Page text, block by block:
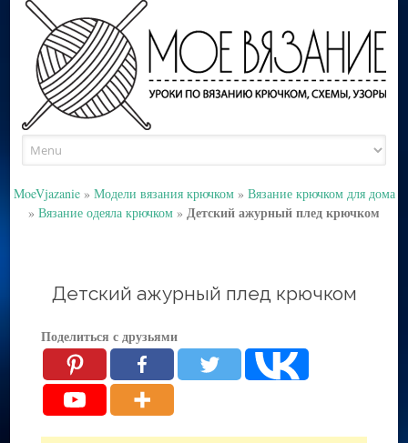
to
MoeVjazanie» Модели вязания крючком» Вязание крючком для дома
» Вязание одеяла крючком » Детский ажурный плед крючком
Детский ажурный плед крючком
Поделиться с друзьями